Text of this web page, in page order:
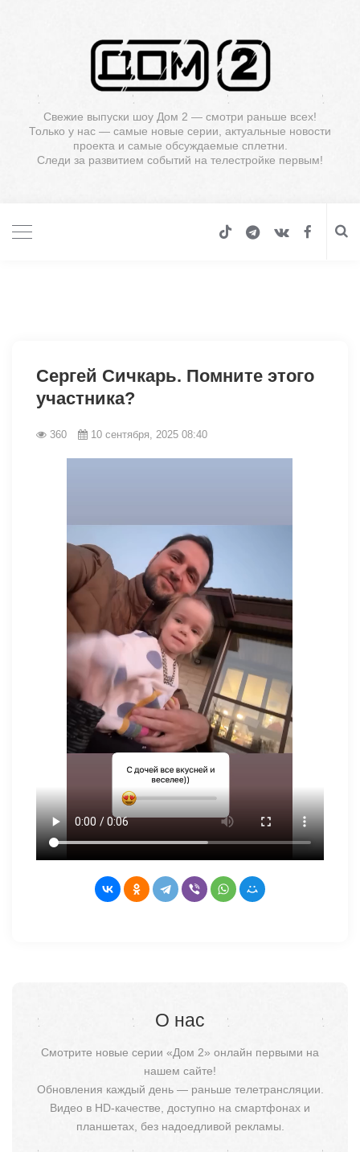
Свежие выпуски шоу Дом 2 — смотри раньше всех!
Только у нас — самые новые серии, актуальные новости
проекта и самые обсуждаемые сплетни.
Следи за развитием событий на телестройке первым!
Сергей Сичкарь. Помните этого
участника?
360 10 сентября, 2025 08:40
О нас
Смотрите новые серии «Дом 2» онлайн первыми на
нашем сайте!
Обновления каждый день — раньше телетрансляции.
Видео в HD-качестве, доступно на смартфонах и
планшетах, без надоедливой рекламы.